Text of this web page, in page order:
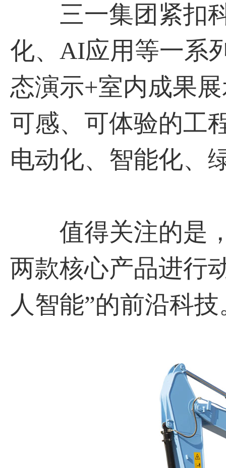
三一集团紧扣科
化、AI应用等一系
态演示+室内成果
可感、可体验的工
电动化、智能化、
值得关注的是，
两款核心产品进行
人智能”的前沿科技